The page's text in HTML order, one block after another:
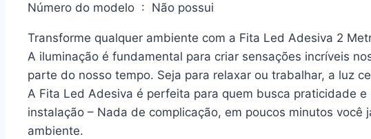
Número do modelo ‏ : ‎ Não possui
Transforme qualquer ambiente com a Fita Led Adesiva 2
A iluminação é fundamental para criar sensações incríveis
parte do nosso tempo. Seja para relaxar ou trabalhar, a luz
A Fita Led Adesiva é perfeita para quem busca praticidade e
instalação – Nada de complicação, em poucos minutos você
ambiente.